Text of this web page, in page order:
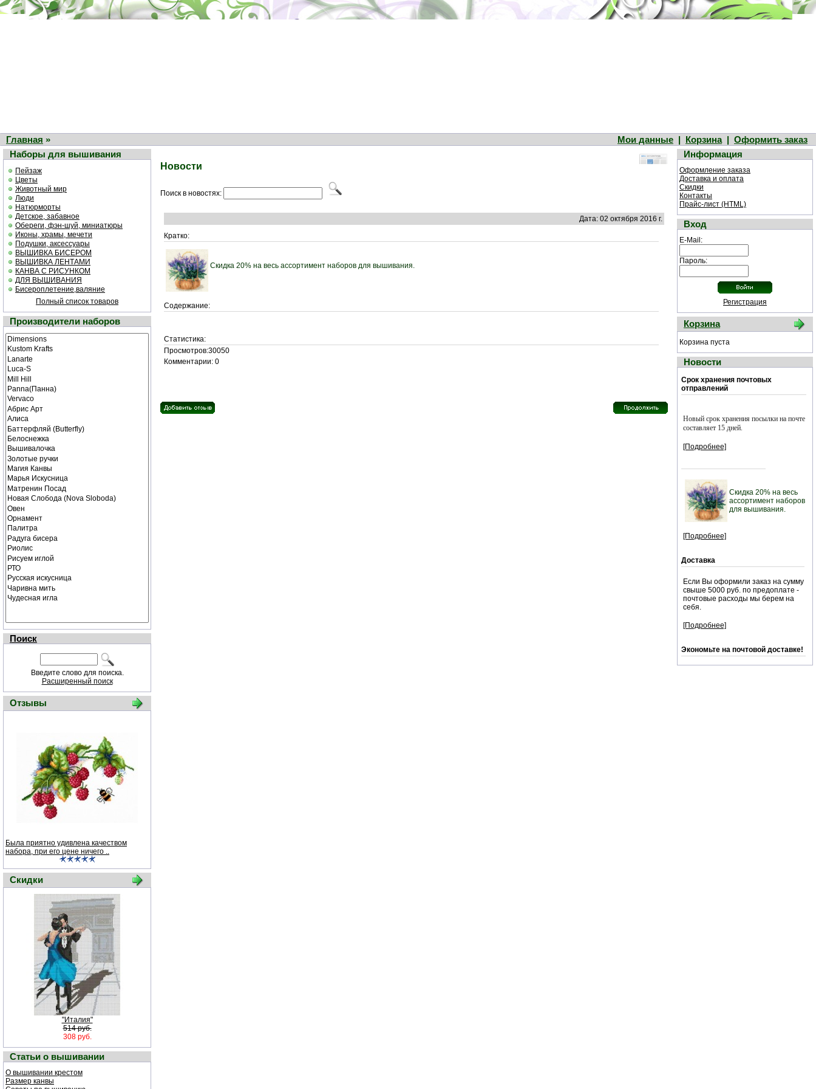
Главная » Мои данные | Корзина| Оформить заказ
Наборы для вышивания
Пейзаж
Цветы
Животный мир
Люди
Натюрморты
Детское, забавное
Обереги, фэн-шуй, миниатюры
Иконы, храмы, мечети
Подушки, аксессуары
ВЫШИВКА БИСЕРОМ
ВЫШИВКА ЛЕНТАМИ
КАНВА С РИСУНКОМ
ДЛЯ ВЫШИВАНИЯ
Бисероплетение,валяние
Полный список товаров
Производители наборов
Поиск
Введите слово для поиска.
Расширенный поиск
Отзывы
Была приятно удивлена качеством
набора, при его цене ничего ..
Скидки
"Италия"
514 руб.
308 руб.
Статьи о вышивании
О вышивании крестом
Размер канвы
Новости
Поиск в новостях:
Дата: 02 октября 2016 г.
Кратко:
Скидка 20% на весь ассортимент наборов для вышивания.
Содержание:
Статистика:
Просмотров:30050
Комментарии: 0
Информация
Оформление заказа
Доставка и оплата
Скидки
Контакты
Прайс-лист (HTML)
Вход
E-Mail:
Пароль:
Регистрация
Корзина
Корзина пуста
Новости
Срок хранения почтовых
отправлений
Новый срок хранения посылки на почте
составляет 15 дней.
[Подробнее]
Скидка 20% на весь
ассортимент наборов
для вышивания.
[Подробнее]
Доставка
Если Вы оформили заказ на сумму
свыше 5000 руб. по предоплате -
почтовые расходы мы берем на
себя.
[Подробнее]
Экономьте на почтовой доставке!